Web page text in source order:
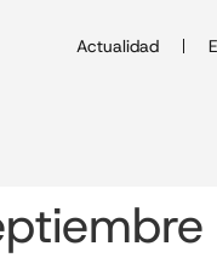
Actualidad